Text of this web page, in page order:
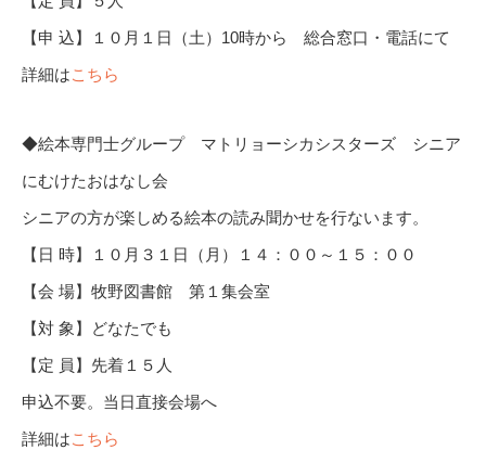
【申 込】１０月１日（土）10時から 総合窓口・電話にて
詳細はこちら
◆絵本専門士グループ マトリョーシカシスターズ シニア
にむけたおはなし会
シニアの方が楽しめる絵本の読み聞かせを行ないます。
【日 時】１０月３１日（月）１４：００～１５：００
【会 場】牧野図書館 第１集会室
【対 象】どなたでも
【定 員】先着１５人
申込不要。当日直接会場へ
詳細はこちら